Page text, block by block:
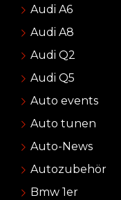
Audi A6
Audi A8
Audi Q2
Audi Q5
Auto events
Auto tunen
Auto-News
Autozubehör
Bmw 1er